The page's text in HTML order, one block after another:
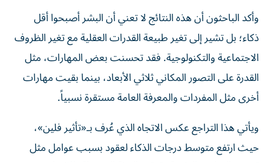
وأكد الباحثون أن هذه النتائج لا تعني أن البشر أصبحوا أقل
ذكاء؛ بل تشير إلى تغير طبيعة القدرات العقلية مع تغير الظروف
الاجتماعية والتكنولوجية. فقد تحسنت بعض المهارات، مثل
القدرة على التصور المكاني ثلاثي الأبعاد، بينما بقيت مهارات
أخرى مثل المفردات والمعرفة العامة مستقرة نسبياً.
ويأتي هذا التراجع عكس الاتجاه الذي عُرف بـ«تأثير فلين»،
حيث ارتفع متوسط درجات الذكاء لعقود بسبب عوامل مثل